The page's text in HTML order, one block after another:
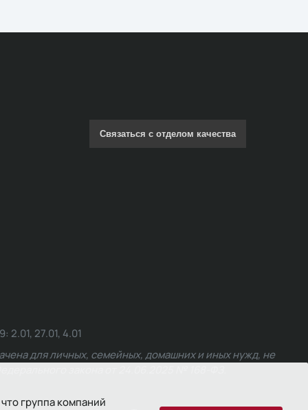
группа компаний
Связаться с отделом качества
27.01, 4.01
для личных, семейных, домашних и иных нужд, не